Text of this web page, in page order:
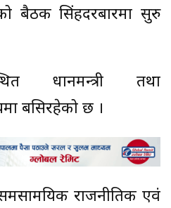
बैठक सिंहदरबारमा सुरु
प्रधानमन्त्री तथा
बसिरहेको छ ।
राजनीतिक एवं